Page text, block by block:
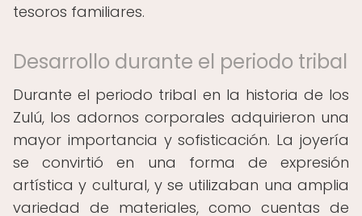
tesoros familiares.
Desarrollo durante el periodo tribal
Durante el periodo tribal en la historia de los
Zulú, los adornos corporales adquirieron una
mayor importancia y sofisticación. La joyería
se convirtió en una forma de expresión
artística y cultural, y se utilizaban una amplia
variedad de materiales, como cuentas de